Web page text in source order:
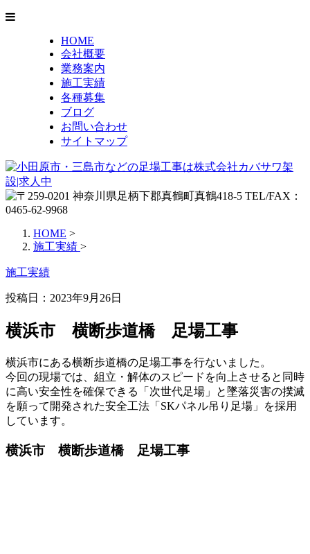
HOME
会社概要
業務案内
施工実績
各種募集
ブログ
お問い合わせ
サイトマップ
HOME >
施工実績 >
施工実績
投稿日：2023年9月26日
横浜市 横断歩道橋 足場工事
横浜市にある横断歩道橋の足場工事を行ないました。
今回の現場では、組立・解体のスピードを向上させると同時
に高い安全性を確保できる「次世代足場」と墜落災害の撲滅
を願って開発された安全工法「SKパネル吊り足場」を採用
しています。
横浜市 横断歩道橋 足場工事